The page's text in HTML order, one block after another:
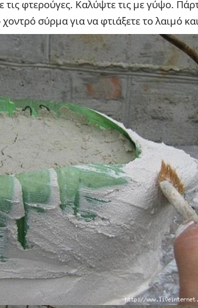
τις φτερούγες. Καλύψτε τις με γύψο.
σύρμα για να φτιάξετε το λαιμό